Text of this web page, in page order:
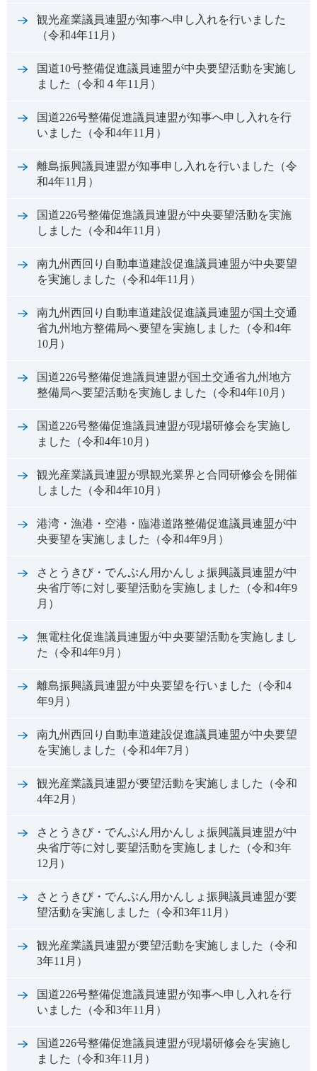
観光産業議員連盟が知事へ申し入れを行いました
（令和4年11月）
国道10号整備促進議員連盟が中央要望活動を実施し
ました（令和４年11月）
国道226号整備促進議員連盟が知事へ申し入れを行
いました（令和4年11月）
離島振興議員連盟が知事申し入れを行いました（令
和4年11月）
国道226号整備促進議員連盟が中央要望活動を実施
しました（令和4年11月）
南九州西回り自動車道建設促進議員連盟が中央要望
を実施しました（令和4年11月）
南九州西回り自動車道建設促進議員連盟が国土交通
省九州地方整備局へ要望を実施しました（令和4年
10月）
国道226号整備促進議員連盟が国土交通省九州地方
整備局へ要望活動を実施しました（令和4年10月）
国道226号整備促進議員連盟が現場研修会を実施し
ました（令和4年10月）
観光産業議員連盟が県観光業界と合同研修会を開催
しました（令和4年10月）
港湾・漁港・空港・臨港道路整備促進議員連盟が中
央要望を実施しました（令和4年9月）
さとうきび・でんぷん用かんしょ振興議員連盟が中
央省庁等に対し要望活動を実施しました（令和4年9
月）
無電柱化促進議員連盟が中央要望活動を実施しまし
た（令和4年9月）
離島振興議員連盟が中央要望を行いました（令和4
年9月）
南九州西回り自動車道建設促進議員連盟が中央要望
を実施しました（令和4年7月）
観光産業議員連盟が要望活動を実施しました（令和
4年2月）
さとうきび・でんぷん用かんしょ振興議員連盟が中
央省庁等に対し要望活動を実施しました（令和3年
12月）
さとうきび・でんぷん用かんしょ振興議員連盟が要
望活動を実施しました（令和3年11月）
観光産業議員連盟が要望活動を実施しました（令和
3年11月）
国道226号整備促進議員連盟が知事へ申し入れを行
いました（令和3年11月）
国道226号整備促進議員連盟が現場研修会を実施し
ました（令和3年11月）